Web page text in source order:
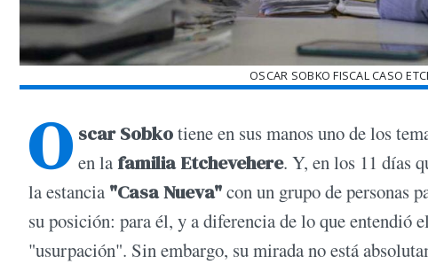
OSCAR SOBKO FISCAL CASO
O scar Sobkotiene en sus manos uno de los
en la familia Etchevehere. Y, en los 11 días
la estancia "Casa Nueva"con un grupo de personas
su posición: para él, y a diferencia de lo que entendió
"usurpación". Sin embargo, su mirada no está